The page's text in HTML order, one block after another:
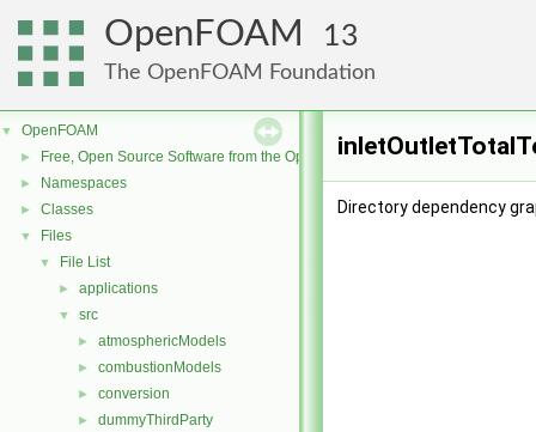
OpenFOAM 13
The OpenFOAM Foundation
▼ OpenFOAM
► Free, Open Source Software from the OpenFOAM Foundation
► Namespaces
► Classes
▼ Files
▼ File List
► applications
▼ src
► atmosphericModels
► combustionModels
► conversion
► dummyThirdParty
Directory dependency